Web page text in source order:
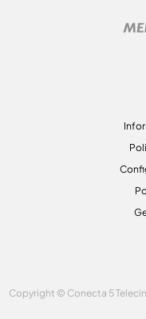
Copyright © Conecta 5